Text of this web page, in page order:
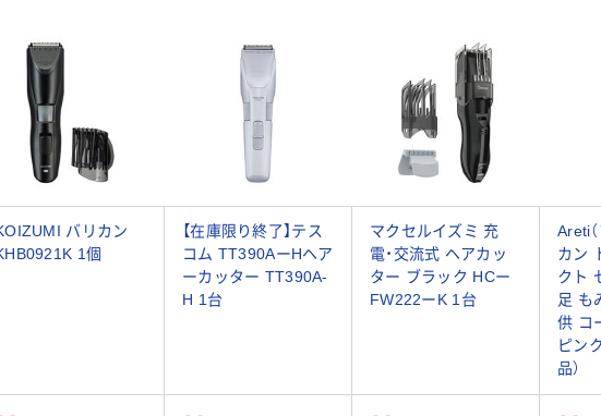
バリカン
1個
【在庫限り終了】テス
コム TT390AーHヘア
ーカッター TT390A-
H 1台
マクセルイズミ 充
電・交流式 ヘアカッ
ター ブラック HCー
FW222ーK 1台
Areti
カン
クト
足 も
供 コ
ピン
品）